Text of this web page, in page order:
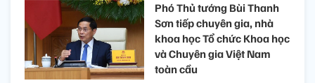
Phó Thủ tướng Bùi Thanh
Sơn tiếp chuyên gia, nhà
khoa học Tổ chức Khoa học
và Chuyên gia Việt Nam
toàn cầu